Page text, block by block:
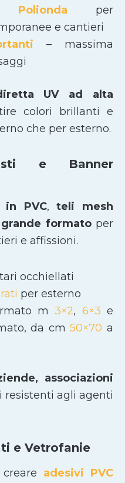
per
e cantieri
– massima
UV ad alta
colori brillanti e
che per esterno.
e Banner
in PVC,teli mesh
grande formatoper
e affissioni.
occhiellati
per esterno
m3×2, 6×3 e
da cm50×70 a
associazioni
resistenti agli agenti
e Vetrofanie
adesivi PVC